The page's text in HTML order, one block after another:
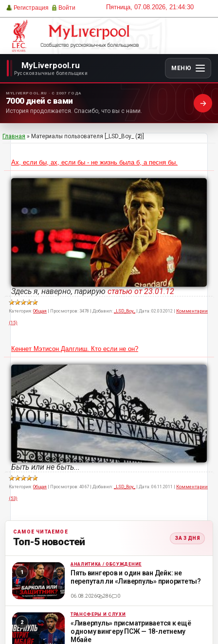
Пятница, 07.08.2026, 21:44:30
Регистрация Войти
MyLiverpool.ru
Русскоязычные болельщики
МЕНЮ
MYLIVERPOOL.RU · С 2007 ГОДА
7000 дней с вами
История продолжается. Спасибо, что вы с нами.
Главная » Материалы пользователя [_LSD_Boy_ (2)]
Ах, если бы, ах, если бы - не жизнь была б, а песня бы.
Здесь я, наверно, парируюстатью от 23.01.12
Категория:Общая | Просмотров: 3478 | Добавил: _LSD_Boy_ | Дата:02.03.2012 | Комментарии
(15)
Кеннет Мэтисон Далглиш. Кто если не он?
Быть или не быть...
Категория:Общая | Просмотров:4067 | Добавил: _LSD_Boy_ | Дата:06.11.2011 | Комментарии
(53)
САМОЕ ЧИТАЕМОЕ
Топ-5 новостей ЗА 3 ДНЯ
ML АНАЛИТИКА / ОБСУЖДЕНИЕ
Пять вингеров и один ван Дейк: не
перепутал ли «Ливерпуль» приоритеты?
06.08.2026 286 0
ML ТРАНСФЕРЫ И СЛУХИ
«Ливерпуль» присматривается к ещё
одному вингеру ПСЖ — 18-летнему
Мбайе